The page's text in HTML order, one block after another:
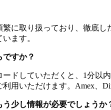
に取り扱っており、徹底
ます。
ですか？
ードしていただくと、1分以
用いただけます。Amex、
少し情報が必要でしょうか